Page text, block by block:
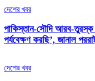
দেশের খবর
পাকিস্তান-সৌদি আরব-তুরস্ক
পর্যবেক্ষণ করছি’, জানাল
দেশের খবর